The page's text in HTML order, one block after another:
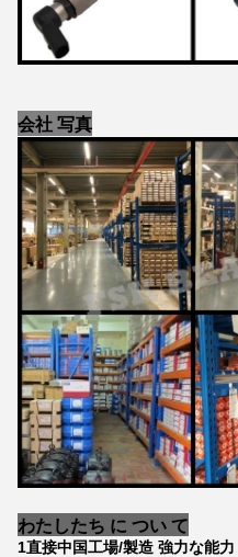
会社 写真
わたしたち に つい て
1直接中国工場/製造 強力な能力